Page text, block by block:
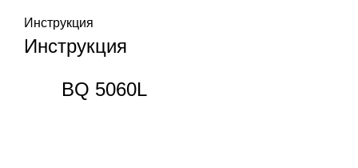
Инструкция
Инструкция
BQ 5060L